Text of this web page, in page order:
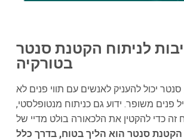
לניתוח הקטנת סנטר
בטורקיה
יכול להעניק לאנשים עם תווי פנים לא
פנים משופר. ידוע גם כניתוח מנטופלסטי,
זה כדי להקטין את הלכאורה בולט מדיי של
הקטנת סנטר הוא הליך בטוח, בדרך כלל